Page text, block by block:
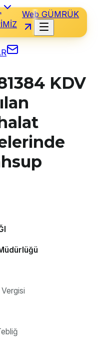
Web GÜMRÜK
KDV